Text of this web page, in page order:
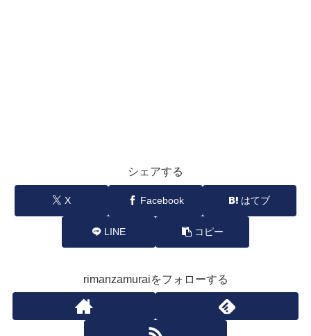
シェアする
X Facebook はてブ
LINE コピー
rimanzamuraiをフォローする